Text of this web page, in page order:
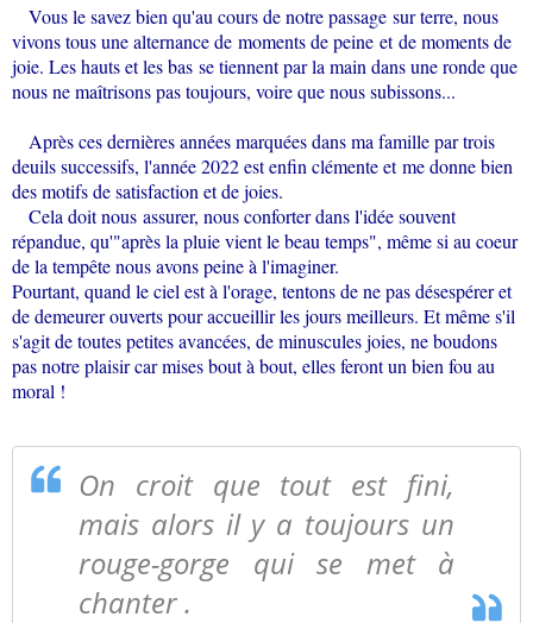
Vous le savez bien qu'au cours de notre passage sur terre, nous
vivons tous une alternance de moments de peine et de moments de
joie. Les hauts et les bas se tiennent par la main dans une ronde que
nous ne maîtrisons pas toujours, voire que nous subissons...
Après ces dernières années marquées dans ma famille par trois
deuils successifs, l'année 2022 est enfin clémente et me donne bien
des motifs de satisfaction et de joies.
Cela doit nous assurer, nous conforter dans l'idée souvent
répandue, qu'"après la pluie vient le beau temps", même si au coeur
de la tempête nous avons peine à l'imaginer.
Pourtant, quand le ciel est à l'orage, tentons de ne pas désespérer et
de demeurer ouverts pour accueillir les jours meilleurs. Et même s'il
s'agit de toutes petites avancées, de minuscules joies, ne boudons
pas notre plaisir car mises bout à bout, elles feront un bien fou au
moral !
On croit que tout est fini,
mais alors il y a toujours un
rouge-gorge qui se met à
chanter .